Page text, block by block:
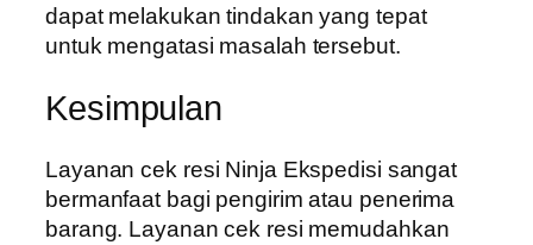
dapat melakukan tindakan yang tepat
untuk mengatasi masalah tersebut.
Kesimpulan
Layanan cek resi Ninja Ekspedisi sangat
bermanfaat bagi pengirim atau penerima
barang. Layanan cek resi memudahkan